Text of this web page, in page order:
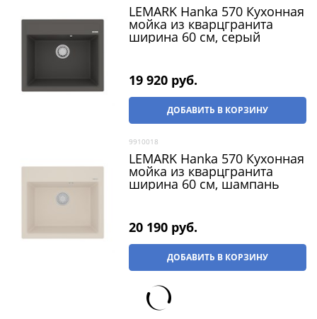
LEMARK Hanka 570 Кухонная
мойка из кварцгранита
ширина 60 см, серый
19 920 руб.
ДОБАВИТЬ В КОРЗИНУ
9910018
LEMARK Hanka 570 Кухонная
мойка из кварцгранита
ширина 60 см, шампань
20 190 руб.
ДОБАВИТЬ В КОРЗИНУ